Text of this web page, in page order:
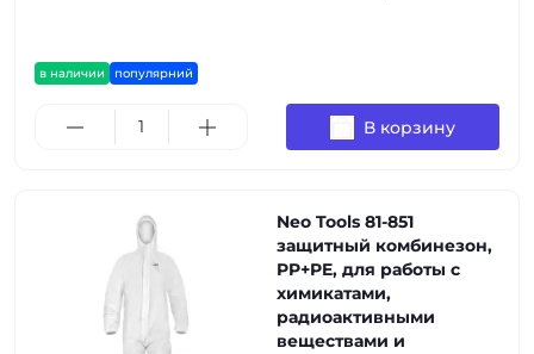
в наличии популярний
В корзину
Neo Tools 81-851
защитный комбинезон,
PP+PE, для работы с
химикатами,
радиоактивными
веществами и